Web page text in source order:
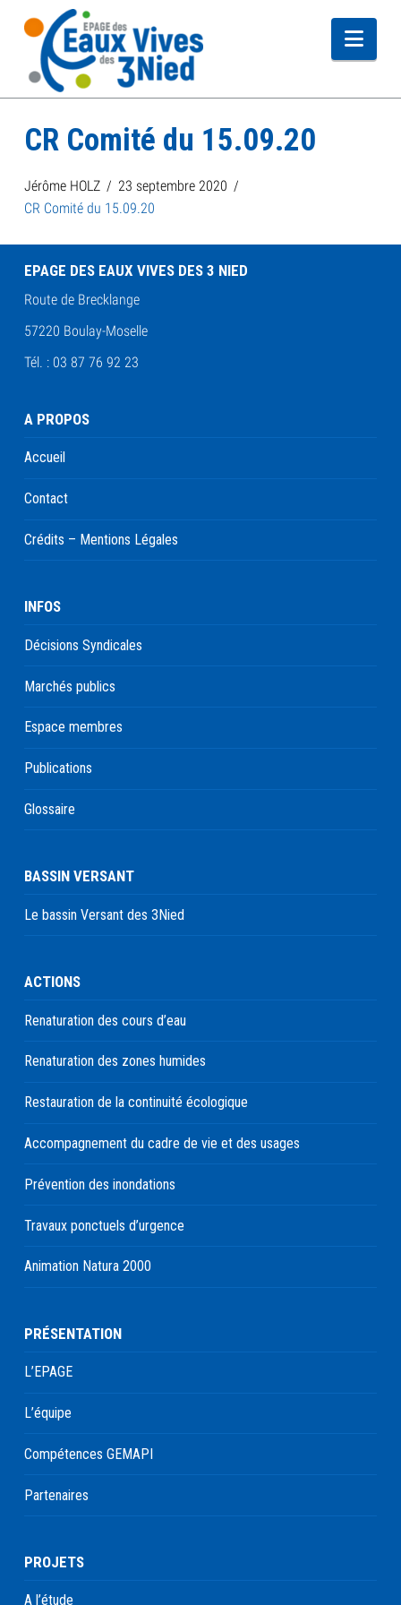
CR Comité du 15.09.20
Jérôme HOLZ
23 septembre 2020
CR Comité du 15.09.20
EPAGE DES EAUX VIVES DES 3 NIED
Route de Brecklange
57220 Boulay-Moselle
Tél. : 03 87 76 92 23
A PROPOS
Accueil
Contact
Crédits – Mentions Légales
INFOS
Décisions Syndicales
Marchés publics
Espace membres
Publications
Glossaire
BASSIN VERSANT
Le bassin Versant des 3Nied
ACTIONS
Renaturation des cours d’eau
Renaturation des zones humides
Restauration de la continuité écologique
Accompagnement du cadre de vie et des usages
Prévention des inondations
Travaux ponctuels d’urgence
Animation Natura 2000
PRÉSENTATION
L’EPAGE
L’équipe
Compétences GEMAPI
Partenaires
PROJETS
A l’étude